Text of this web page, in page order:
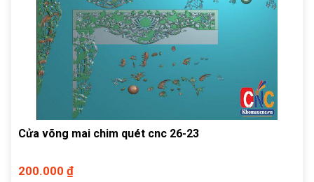
Cửa võng mai chim quét cnc 26-23
200.000 ₫